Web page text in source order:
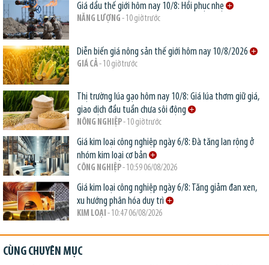
Giá dầu thế giới hôm nay 10/8: Hồi phục nhẹ
NĂNG LƯỢNG - 10 giờ trước
Diễn biến giá nông sản thế giới hôm nay 10/8/2026
GIÁ CẢ- 10 giờ trước
Thị trường lúa gạo hôm nay 10/8: Giá lúa thơm giữ giá,
giao dịch đầu tuần chưa sôi động
NÔNG NGHIỆP- 10 giờ trước
Giá kim loại công nghiệp ngày 6/8: Đà tăng lan rộng ở
nhóm kim loại cơ bản
CÔNG NGHIỆP- 10:59 06/08/2026
Giá kim loại công nghiệp ngày 6/8: Tăng giảm đan xen,
xu hướng phân hóa duy trì
KIM LOẠI - 10:47 06/08/2026
CÙNG CHUYÊN MỤC